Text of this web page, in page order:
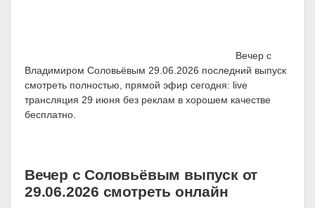
Вечер с
Владимиром Соловьёвым 29.06.2026 последний выпуск
смотреть полностью, прямой эфир сегодня: live
трансляция 29 июня без реклам в хорошем качестве
бесплатно.
Вечер с Соловьёвым выпуск от
29.06.2026 смотреть онлайн